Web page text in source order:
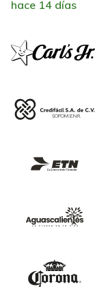
hace 14 días